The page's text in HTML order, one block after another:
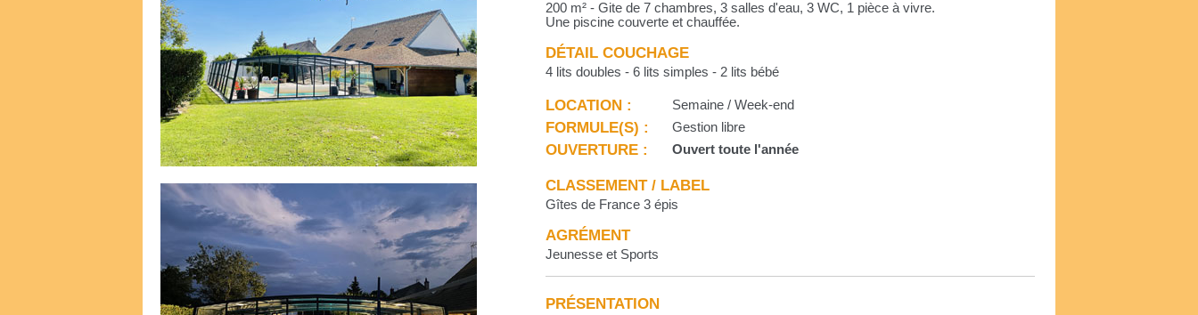
200 m² - Gite de 7 chambres, 3 salles d'eau, 3 WC, 1 pièce à vivre.
Une piscine couverte et chauffée.
DÉTAIL COUCHAGE
4 lits doubles - 6 lits simples - 2 lits bébé
LOCATION : Semaine / Week-end
FORMULE(S) : Gestion libre
OUVERTURE : Ouvert toute l'année
CLASSEMENT / LABEL
Gîtes de France 3 épis
AGRÉMENT
Jeunesse et Sports
PRÉSENTATION